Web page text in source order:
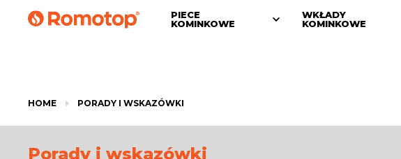
PIECE
KOMINKOWE
WKŁADY
KOMINKOWE
HOME PORADY I WSKAZÓWKI
Porady i wskazówki